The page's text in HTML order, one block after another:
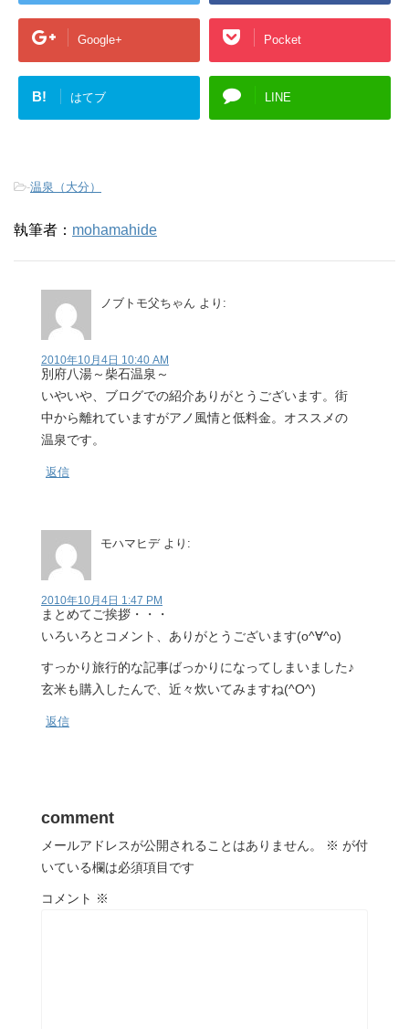
Google+ Pocket
B! はてブ LINE
-温泉（大分）
執筆者： mohamahide
ノブトモ父ちゃん より:
2010年10月4日 10:40 AM
別府八湯～柴石温泉～
いやいや、ブログでの紹介ありがとうございます。街
中から離れていますがアノ風情と低料金。オススメの
温泉です。
返信
モハマヒデ より:
2010年10月4日 1:47 PM
まとめてご挨拶・・・
いろいろとコメント、ありがとうございます(o^∀^o)
すっかり旅行的な記事ばっかりになってしまいました♪
玄米も購入したんで、近々炊いてみますね(^O^)
返信
comment
メールアドレスが公開されることはありません。 ※ が付
いている欄は必須項目です
コメント ※